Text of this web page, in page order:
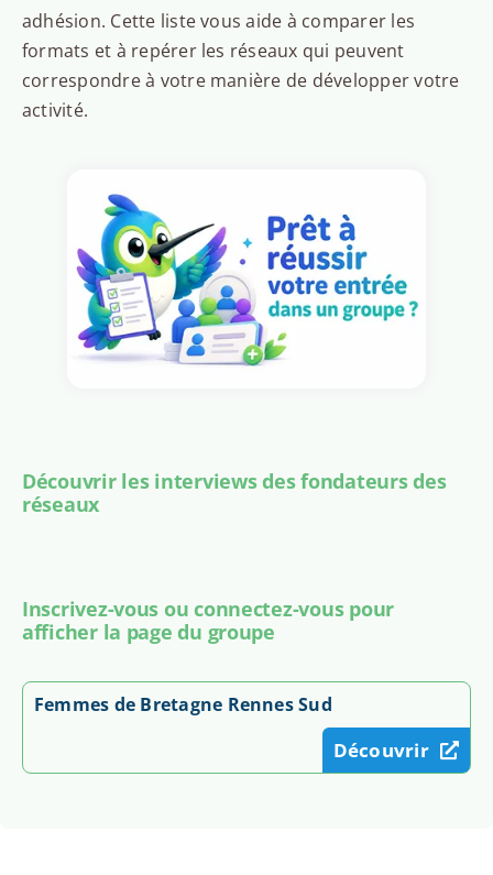
adhésion. Cette liste vous aide à comparer les
formats et à repérer les réseaux qui peuvent
correspondre à votre manière de développer votre
activité.
Découvrir les interviews des fondateurs des
réseaux
Inscrivez-vous ou connectez-vous pour
afficher la page du groupe
Femmes de Bretagne Rennes Sud
Découvrir